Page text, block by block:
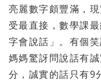
亮麗數字頗豐滿，
受最直接，數學課
字會說話」。有個
媽媽驚訝問說話有
分，誠實的話只有9